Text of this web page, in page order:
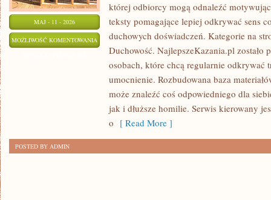
MAJ - 11 - 2026
MOŻLIWOŚĆ KOMENTOWANIA DUCHOWNI
POSŁUGA
której odbiorcy mogą odnaleźć
teksty pomagające lepiej odkrywać sens
duchowych doświadczeń. Kategorie na
Duchowość. NajlepszeKazania.pl zostało
osobach, które chcą regularnie odkrywać
umocnienie. Rozbudowana baza
może znaleźć coś odpowiedniego dla
jak i dłuższe homilie. Serwis kierowany
o [ Read More ]
POSTED BY ADMIN